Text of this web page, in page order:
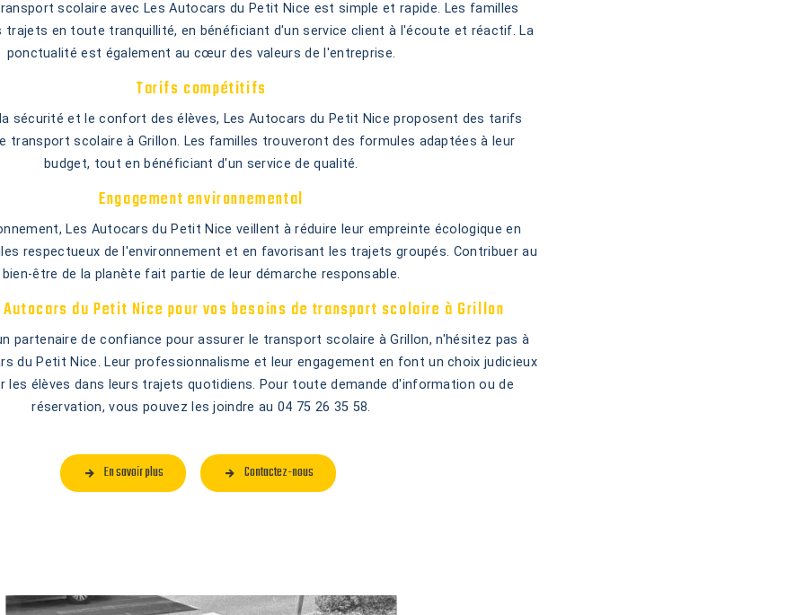
scolaire avec Les Autocars du Petit Nice est simple et rapide. Les familles
trajets en toute tranquillité, en bénéficiant d'un service client à l'écoute et réactif. La
ponctualité est également au cœur des valeurs de l'entreprise.
Tarifs compétitifs
sécurité et le confort des élèves, Les Autocars du Petit Nice proposent des tarifs
transport scolaire à Grillon. Les familles trouveront des formules adaptées à leur
budget, tout en bénéficiant d'un service de qualité.
Engagement environnemental
Les Autocars du Petit Nice veillent à réduire leur empreinte écologique en
respectueux de l'environnement et en favorisant les trajets groupés. Contribuer au
bien-être de la planète fait partie de leur démarche responsable.
du Petit Nice pour vos besoins de transport scolaire à Grillon
partenaire de confiance pour assurer le transport scolaire à Grillon, n'hésitez pas à
du Petit Nice. Leur professionnalisme et leur engagement en font un choix judicieux
les élèves dans leurs trajets quotidiens. Pour toute demande d'information ou de
réservation, vous pouvez les joindre au 04 75 26 35 58.
En savoir plus Contactez-nous